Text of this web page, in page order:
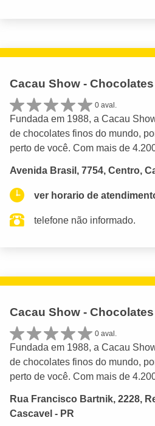
Cacau Show - Chocolates
0 aval.
Fundada em 1988, a Cacau
de chocolates finos do mundo,
perto de você. Com mais de
Avenida Brasil, 7754, Centro,
ver horario de
telefone não informado.
Cacau Show - Chocolates
0 aval.
Fundada em 1988, a Cacau
de chocolates finos do mundo,
perto de você. Com mais de
Rua Francisco Bartnik, 2228,
Cascavel - PR